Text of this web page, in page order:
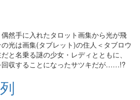
然手に入れたタロット画集から光が飛
光は画集(タブレット)の住人＜タブロウ
と名乗る謎の少女・レディとともに、
回収することになったサツキだが……!?